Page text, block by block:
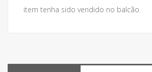
item tenha sido vendido no balcão.